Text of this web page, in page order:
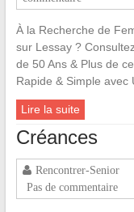
À la Recherche de
sur Lessay ?
de 50 Ans & Plus de
Rapide & Simple
Lire la suite
Créances
Rencontrer-Senior
Pas de commentaire